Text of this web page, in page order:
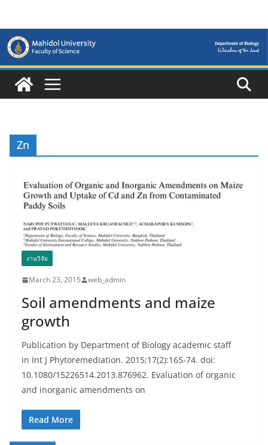
content
Zn
งานวิจัย
March 23, 2015 web_admin
Soil amendments and maize
growth
Publication by Department of Biology academic staff
in Int J Phytoremediation. 2015;17(2):165-74. doi:
10.1080/15226514.2013.876962. Evaluation of organic
and inorganic amendments on
Read More